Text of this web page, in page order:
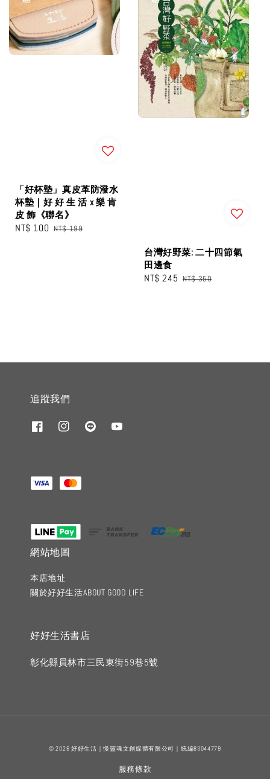
「好杯墊」真皮革防潑水
杯墊｜好 好 生 活 x 樂 肯
皮 飾《聯名》
Sale
NT$ 100 Regular
NT$ 199
台灣好野菜: 二十四節氣
田邊食
Sale
NT$ 245 Regular
NT$ 350
追蹤我們
網站地圖
本店地址
關於好好生活ABOUT GOOD LIFE
好好生活書店
彰化縣員林市三民東街59巷5號
© 2026 好好生活｜慢靈魂文創媒體有限公司｜統編83044779
服務條款